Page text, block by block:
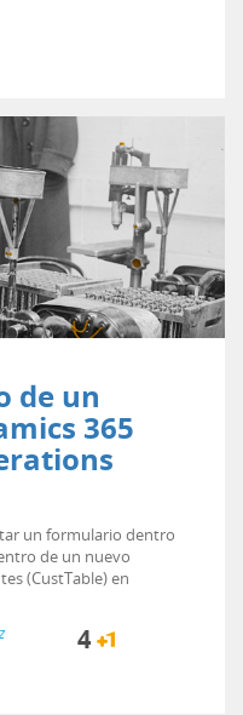
de un
365
un formulario dentro
de un nuevo
(CustTable) en
4